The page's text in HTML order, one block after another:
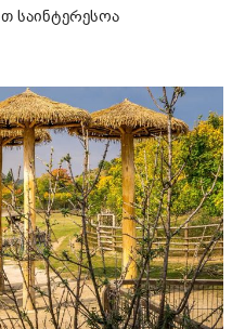
საინტერესოა